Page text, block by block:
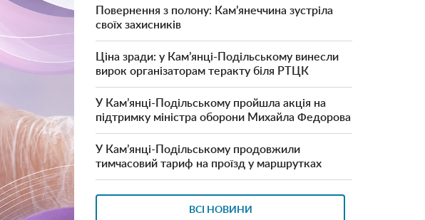
Повернення з полону: Кам’янеччина зустріла
своїх захисників
Ціна зради: у Кам’янці-Подільському винесли
вирок організаторам теракту біля РТЦК
У Кам’янці-Подільському пройшла акція на
підтримку міністра оборони Михайла Федорова
У Кам’янці-Подільському продовжили
тимчасовий тариф на проїзд у маршрутках
ВСІ НОВИНИ